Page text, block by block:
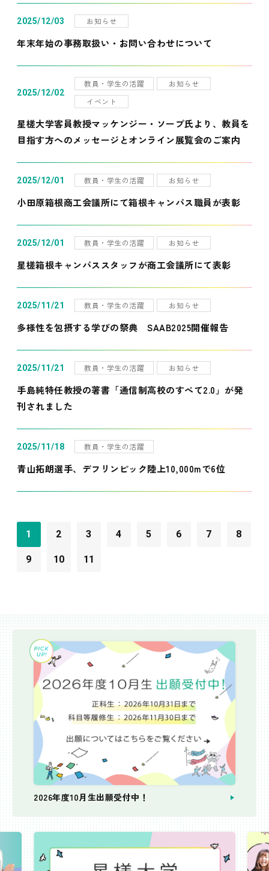
2025/12/03 お知らせ
年末年始の事務取扱い・お問い合わせについて
2025/12/02
教員・学生の活躍
お知らせ
イベント
星槎大学客員教授マッケンジー・ソープ氏より、教員を
目指す方へのメッセージとオンライン展覧会のご案内
2025/12/01 教員・学生の活躍 お知らせ
小田原箱根商工会議所にて箱根キャンパス職員が表彰
2025/12/01 教員・学生の活躍 お知らせ
星槎箱根キャンパススタッフが商工会議所にて表彰
2025/11/21 教員・学生の活躍 お知らせ
多様性を包摂する学びの祭典 SAAB2025開催報告
2025/11/21 教員・学生の活躍 お知らせ
手島純特任教授の著書「通信制高校のすべて2.0」が発
刊されました
2025/11/18 教員・学生の活躍
青山拓朗選手、デフリンピック陸上10,000mで6位
1 2 3 4 5 6 7 8
9 10 11
2026年度10月生出願受付中！